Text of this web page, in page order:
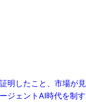
明したこと、市場が見
ジェントAI時代を制す